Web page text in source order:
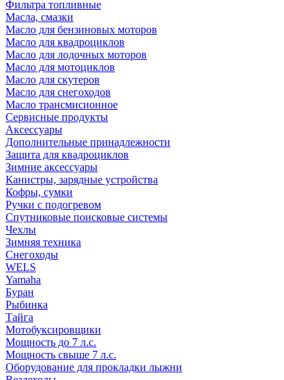
Фильтра топливные
Масла, смазки
Масло для бензиновых моторов
Масло для квадроциклов
Масло для лодочных моторов
Масло для мотоциклов
Масло для скутеров
Масло для снегоходов
Масло трансмисионное
Сервисные продукты
Аксессуары
Дополнительные принадлежности
Защита для квадроциклов
Зимние аксессуары
Канистры, зарядные устройства
Кофры, сумки
Ручки с подогревом
Спутниковые поисковые системы
Чехлы
Зимняя техника
Снегоходы
WELS
Yamaha
Буран
Рыбинка
Тайга
Мотобуксировщики
Мощность до 7 л.с.
Мощность свыше 7 л.с.
Оборудование для прокладки лыжни